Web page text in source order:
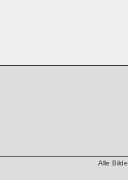
Alle